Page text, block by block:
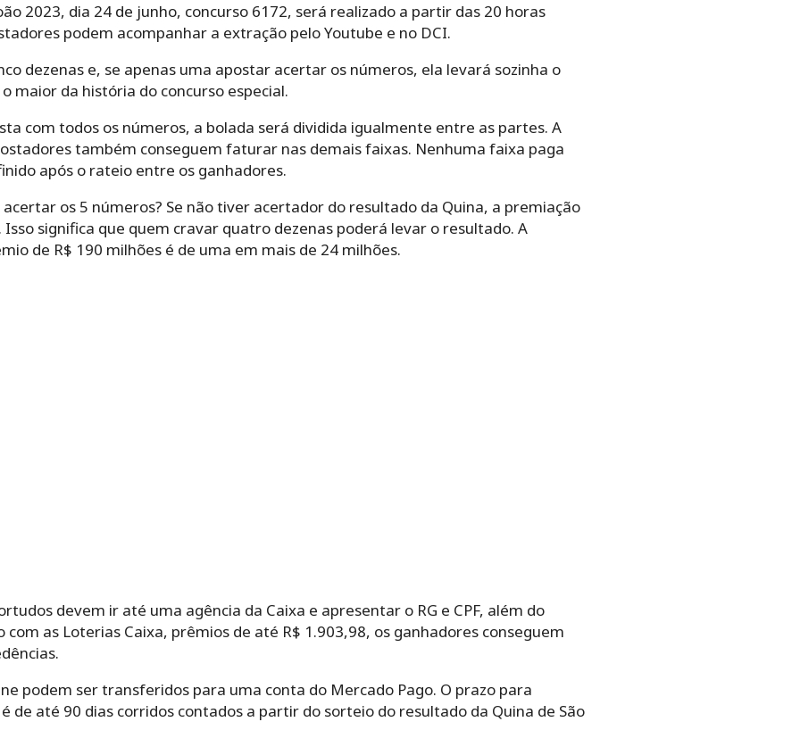
2023, dia 24 de junho, concurso 6172, será realizado a partir das 20 horas
podem acompanhar a extração pelo Youtube e no DCI.
dezenas e, se apenas uma apostar acertar os números, ela levará sozinha o
maior da história do concurso especial.
com todos os números, a bolada será dividida igualmente entre as partes. A
também conseguem faturar nas demais faixas. Nenhuma faixa paga
após o rateio entre os ganhadores.
os 5 números? Se não tiver acertador do resultado da Quina, a premiação
significa que quem cravar quatro dezenas poderá levar o resultado. A
de R$ 190 milhões é de uma em mais de 24 milhões.
devem ir até uma agência da Caixa e apresentar o RG e CPF, além do
as Loterias Caixa, prêmios de até R$ 1.903,98, os ganhadores conseguem
podem ser transferidos para uma conta do Mercado Pago. O prazo para
de até 90 dias corridos contados a partir do sorteio do resultado da Quina de São